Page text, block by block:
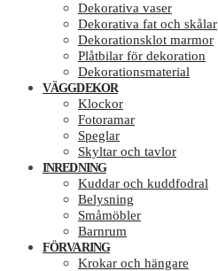
Dekorativa vaser
Dekorativa fat och skålar
Dekorationsklot marmor
Plåtbilar för dekoration
Dekorationsmaterial
VÄGGDEKOR
Klockor
Fotoramar
Speglar
Skyltar och tavlor
INREDNING
Kuddar och kuddfodral
Belysning
Småmöbler
Barnrum
FÖRVARING
Krokar och hängare